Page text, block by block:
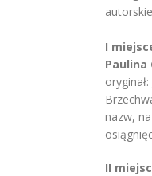
I
Paulina
nazw,
II